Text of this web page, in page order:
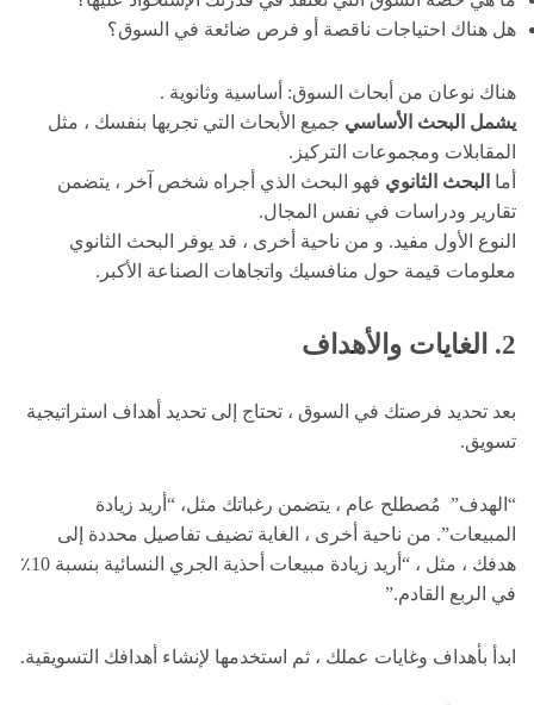
هل هناك احتياجات ناقصة أو فرص ضائعة في السوق؟
هناك نوعان من أبحاث السوق: أساسية وثانوية .
يشمل البحث الأساسي جميع الأبحاث التي تجريها بنفسك ، مثل
المقابلات ومجموعات التركيز.
أما البحث الثانوي فهو البحث الذي أجراه شخص آخر ، يتضمن
تقارير ودراسات في نفس المجال.
النوع الأول مفيد. و من ناحية أخرى ، قد يوفر البحث الثانوي
معلومات قيمة حول منافسيك واتجاهات الصناعة الأكبر.
2. الغايات والأهداف
بعد تحديد فرصتك في السوق ، تحتاج إلى تحديد أهداف استراتيجية
تسويق.
“الهدف” مُصطلح عام ، يتضمن رغباتك مثل، “أريد زيادة
المبيعات”. من ناحية أخرى ، الغاية تضيف تفاصيل محددة إلى
هدفك ، مثل ، “أريد زيادة مبيعات أحذية الجري النسائية بنسبة 10٪
في الربع القادم.”
ابدأ بأهداف وغايات عملك ، ثم استخدمها لإنشاء أهدافك التسويقية.